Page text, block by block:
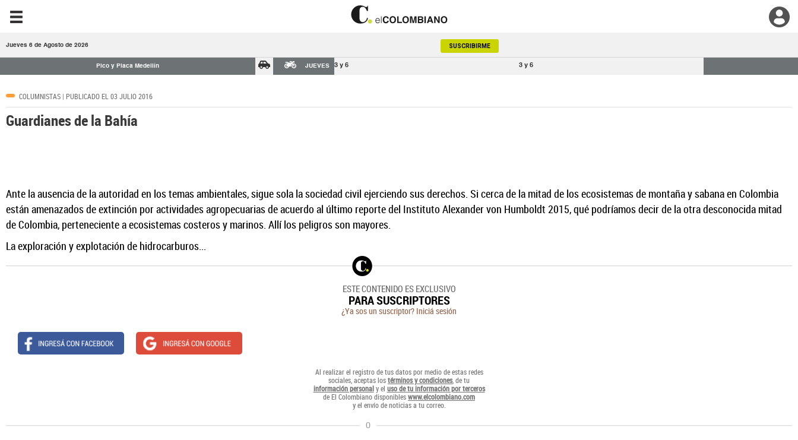
Jueves 6 de Agosto de 2026 SUSCRIBIRME
Pico y Placa Medellín JUEVES 3 y 6 3 y 6
COLUMNISTAS | PUBLICADO EL 03 JULIO 2016
Guardianes de la Bahía
Ante la ausencia de la autoridad en los temas ambientales, sigue sola la sociedad civil ejerciendo sus derechos. Si cerca de la mitad de los ecosistemas de montaña y sabana en Colombia
están amenazados de extinción por actividades agropecuarias de acuerdo al último reporte del Instituto Alexander von Humboldt 2015, qué podríamos decir de la otra desconocida mitad
de Colombia, perteneciente a ecosistemas costeros y marinos. Allí los peligros son mayores.
La exploración y explotación de hidrocarburos...
ESTE CONTENIDO ES EXCLUSIVO
PARA SUSCRIPTORES
¿Ya sos un suscriptor? Iniciá sesión
Al realizar el registro de tus datos por medio de estas redes
sociales, aceptas lostérminos y condiciones, de tu
información personaly el uso de tu información por terceros
de El Colombiano disponibleswww.elcolombiano.com
y el envío de noticias a tu correo.
O